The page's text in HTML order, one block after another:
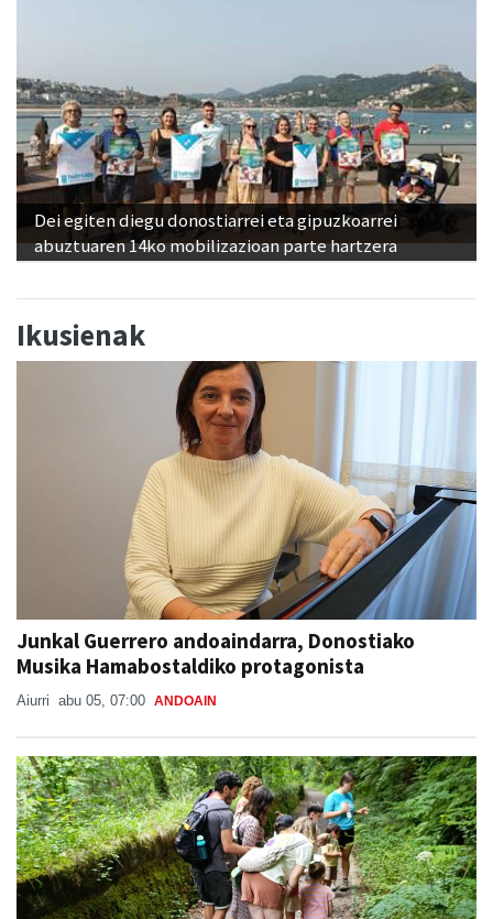
Dei egiten diegu donostiarrei eta gipuzkoarrei
abuztuaren 14ko mobilizazioan parte hartzera
Ikusienak
Junkal Guerrero andoaindarra, Donostiako
Musika Hamabostaldiko protagonista
Aiurri abu 05, 07:00 ANDOAIN